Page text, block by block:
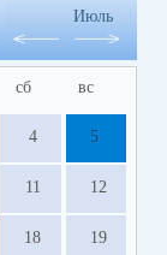
Июль
сб вс
4 5
11 12
18 19